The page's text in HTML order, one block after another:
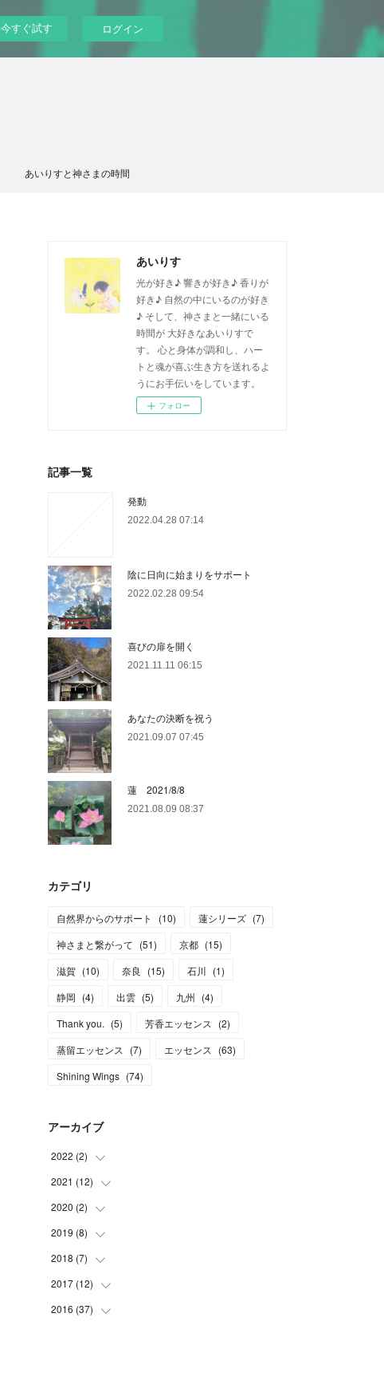
今すぐ試す ログイン
あいりすと神さまの時間
あいりす
光が好き♪ 響きが好き♪ 香りが
好き♪ 自然の中にいるのが好き
♪ そして、神さまと一緒にいる
時間が 大好きなあいりすで
す。 心と身体が調和し、ハー
トと魂が喜ぶ生き方を送れるよ
うにお手伝いをしています。
フォロー
記事一覧
発動
2022.04.28 07:14
陰に日向に始まりをサポート
2022.02.28 09:54
喜びの扉を開く
2021.11.11 06:15
あなたの決断を祝う
2021.09.07 07:45
蓮 2021/8/8
2021.08.09 08:37
カテゴリ
自然界からのサポート (10) 蓮シリーズ (7)
神さまと繋がって (51) 京都 (15)
滋賀 (10) 奈良 (15) 石川 (1)
静岡 (4) 出雲 (5) 九州 (4)
Thank you. (5) 芳香エッセンス (2)
蒸留エッセンス
(7) エッセンス (63)
Shining Wings (74)
アーカイブ
2022 (2)
(1
(
)
2021 (12)
(
)
(
)
(
)
(1
(2
2020 (2)
(
)
(
)
2019 (8)
(
)
(1
(1
2018 (7)
(5
(1
2017 (12)
(1
2016 (37)